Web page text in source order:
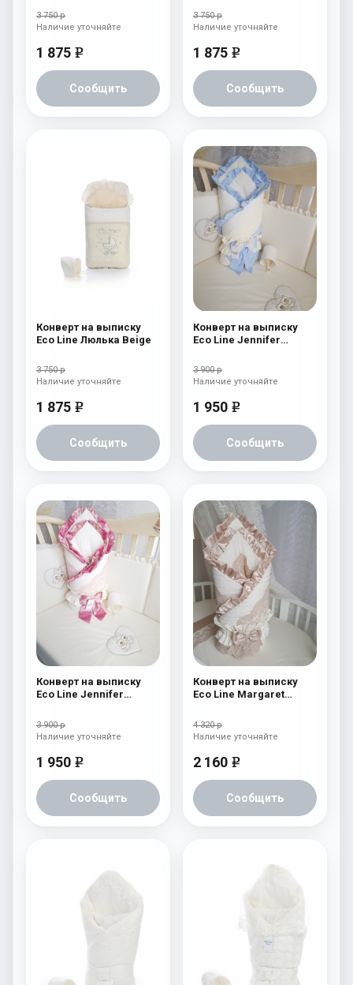
3 750 р
1 875 e
Сообщить
Наличие уточняйте
3 750 р
1 875 e
Сообщить
Наличие уточняйте
Конверт на выписку
Eco Line Люлька Beige
3 750 р
1 875 e
Сообщить
Наличие уточняйте
Конверт на выписку
Eco Line Jennifer
3 900 р
1 950 e
Сообщить
Наличие уточняйте
Конверт на выписку
Eco Line Jennifer
3 900 р
1 950 e
Сообщить
Наличие уточняйте
Конверт на выписку
Eco Line Margaret
4 320 р
2 160 e
Сообщить
Наличие уточняйте